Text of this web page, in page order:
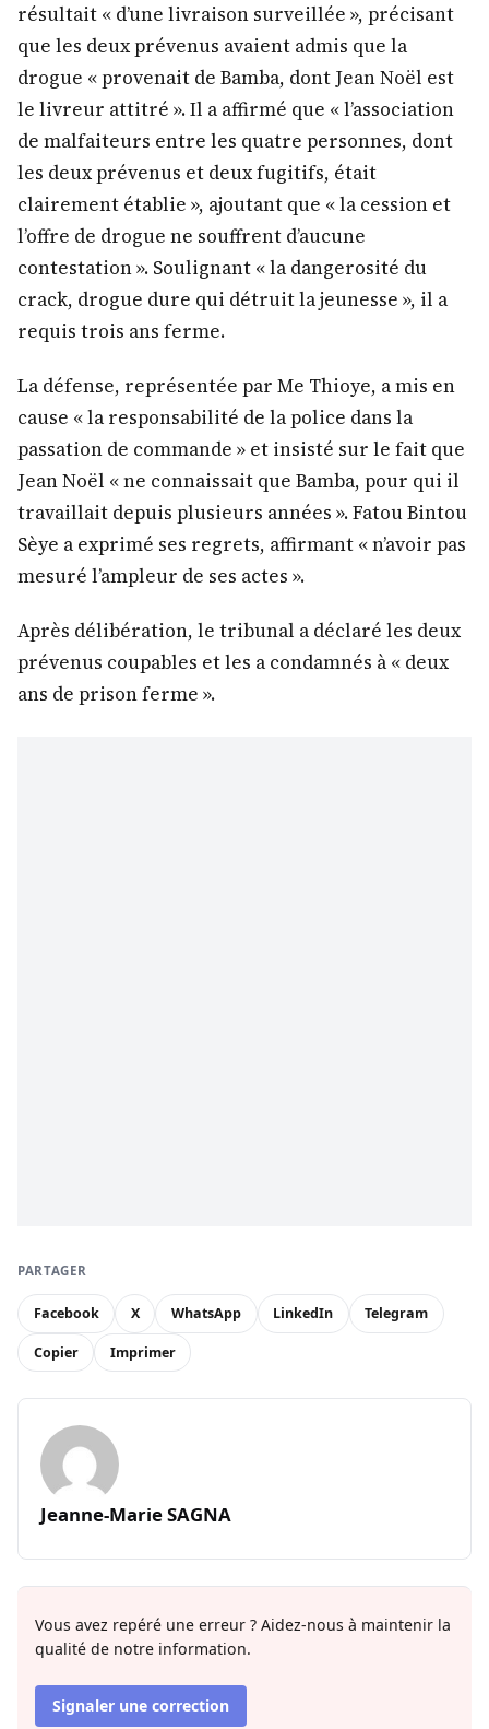
résultait « d’une livraison surveillée », précisant
que les deux prévenus avaient admis que la
drogue « provenait de Bamba, dont Jean Noël est
le livreur attitré ». Il a affirmé que « l’association
de malfaiteurs entre les quatre personnes, dont
les deux prévenus et deux fugitifs, était
clairement établie », ajoutant que « la cession et
l’offre de drogue ne souffrent d’aucune
contestation ». Soulignant « la dangerosité du
crack, drogue dure qui détruit la jeunesse », il a
requis trois ans ferme.
La défense, représentée par Me Thioye, a mis en
cause « la responsabilité de la police dans la
passation de commande » et insisté sur le fait que
Jean Noël « ne connaissait que Bamba, pour qui il
travaillait depuis plusieurs années ». Fatou Bintou
Sèye a exprimé ses regrets, affirmant « n’avoir pas
mesuré l’ampleur de ses actes ».
Après délibération, le tribunal a déclaré les deux
prévenus coupables et les a condamnés à « deux
ans de prison ferme ».
PARTAGER
Facebook X WhatsApp LinkedIn Telegram
Copier Imprimer
Jeanne-Marie SAGNA
Vous avez repéré une erreur ? Aidez-nous à maintenir la
qualité de notre information.
Signaler une correction